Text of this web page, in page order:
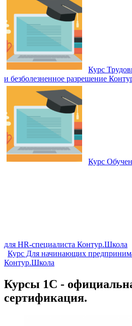
Курс
и безболезненное разрешение
Курс
для HR‑специалиста Контур.Школа
Курс Для начинающих
Контур.Школа
Курсы 1С -
сертификация.